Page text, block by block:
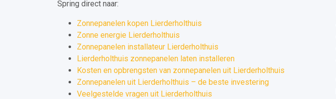
Spring direct naar:
Zonnepanelen kopen Lierderholthuis
Zonne energie Lierderholthuis
Zonnepanelen installateur Lierderholthuis
Lierderholthuis zonnepanelen laten installeren
Kosten en opbrengsten van zonnepanelen uit Lierderholthuis
Zonnepanelen uit Lierderholthuis – de beste investering
Veelgestelde vragen uit Lierderholthuis